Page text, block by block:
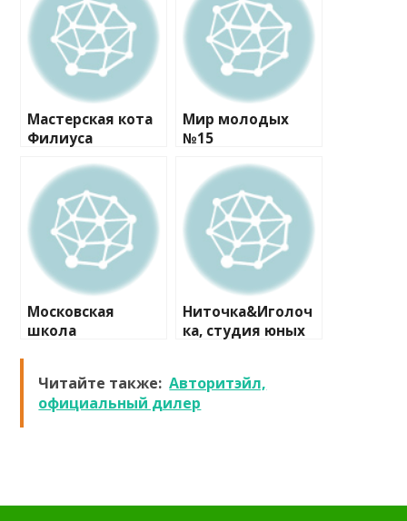
Мастерская кота
Филиуса
Мир молодых
№15
Московская
школа
Ниточка&Иголоч
ка, студия юных
Читайте также: Авторитэйл,
официальный дилер